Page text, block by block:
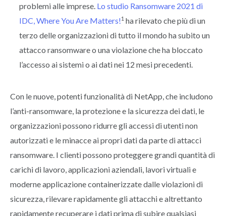
problemi alle imprese. Lo studio Ransomware 2021 di
IDC, Where You Are Matters!1 ha rilevato che più di un
terzo delle organizzazioni di tutto il mondo ha subito un
attacco ransomware o una violazione che ha bloccato
l’accesso ai sistemi o ai dati nei 12 mesi precedenti.
Con le nuove, potenti funzionalità di NetApp, che includono
l’anti-ransomware, la protezione e la sicurezza dei dati, le
organizzazioni possono ridurre gli accessi di utenti non
autorizzati e le minacce ai propri dati da parte di attacci
ransomware. I clienti possono proteggere grandi quantità di
carichi di lavoro, applicazioni aziendali, lavori virtuali e
moderne applicazione containerizzate dalle violazioni di
sicurezza, rilevare rapidamente gli attacchi e altrettanto
rapidamente recuperare i dati prima di subire qualsiasi